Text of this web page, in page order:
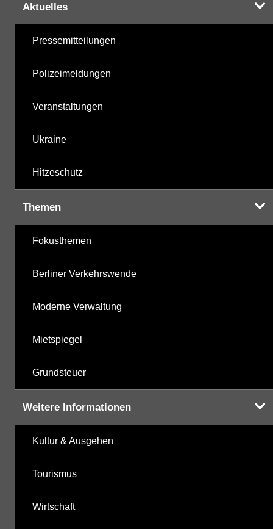
Aktuelles
Pressemitteilungen
Polizeimeldungen
Veranstaltungen
Ukraine
Hitzeschutz
Themen
Fokusthemen
Berliner Verkehrswende
Moderne Verwaltung
Mietspiegel
Grundsteuer
Weitere Informationen
Kultur & Ausgehen
Tourismus
Wirtschaft